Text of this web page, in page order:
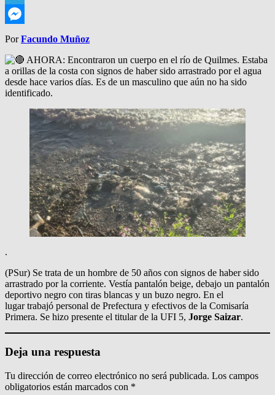
Telegram
Messenger
PorFacundo Muñoz
AHORA: Encontraron un cuerpo en el río de Quilmes. Estaba
a orillas de la costa con signos de haber sido arrastrado por el agua
desde hace varios días. Es de un masculino que aún no ha sido
identificado.
.
(PSur) Se trata de un hombre de 50 años con signos de haber sido
arrastrado por la corriente. Vestía pantalón beige, debajo un pantalón
deportivo negro con tiras blancas y un buzo negro. En el
lugar trabajó personal de Prefectura y efectivos de la Comisaría
Primera. Se hizo presente el titular de la UFI 5, Jorge Saizar.
Deja una respuesta
Tu dirección de correo electrónico no será publicada. Los campos
obligatorios están marcados con *